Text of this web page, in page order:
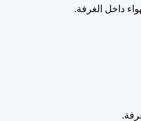
داخل الغرفة.